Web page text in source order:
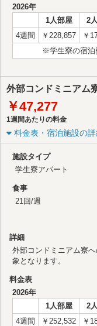
2026年
1人部屋
2
4週間
￥228,857 ￥
※学生寮の宿泊
外部コンドミニアム
￥47,277
1週間あたりの料金
料金表・宿泊施設の
施設タイプ
学生寮アパート
食事
21回/週
詳細
外部コンドミニアム寮
象となります。
料金表
2026年
1人部屋
2
4週間
￥252,532 ￥